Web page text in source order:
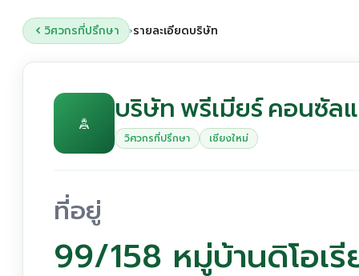
วิศวกรที่ปรึกษา ›รายละเอียดบริษัท
บริษัท พรีเมียร์ คอนซัล
วิศวกรที่ปรึกษา เชียงใหม่
ที่อยู่
99/158 หมู่บ้านดิโอเ